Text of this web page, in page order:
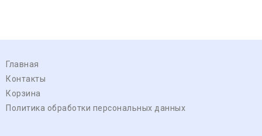
Главная
Контакты
Корзина
Политика обработки персональных данных